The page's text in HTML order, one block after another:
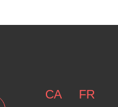
CA FR